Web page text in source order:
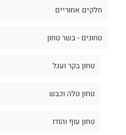
חלקים אחוריים
טחונים - בשר טחון
טחון בקר ועגל
טחון טלה וכבש
טחון עוף והודו